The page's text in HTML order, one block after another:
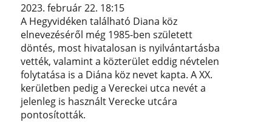
2023. február 22. 18:15
A Hegyvidéken található Diana köz
elnevezéséről még 1985-ben született
döntés, most hivatalosan is nyilvántartásba
vették, valamint a közterület eddig névtelen
folytatása is a Diána köz nevet kapta. A XX.
kerületben pedig a Vereckei utca nevét a
jelenleg is használt Verecke utcára
pontosították.